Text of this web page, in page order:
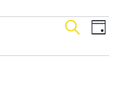
Suche
SucheTag